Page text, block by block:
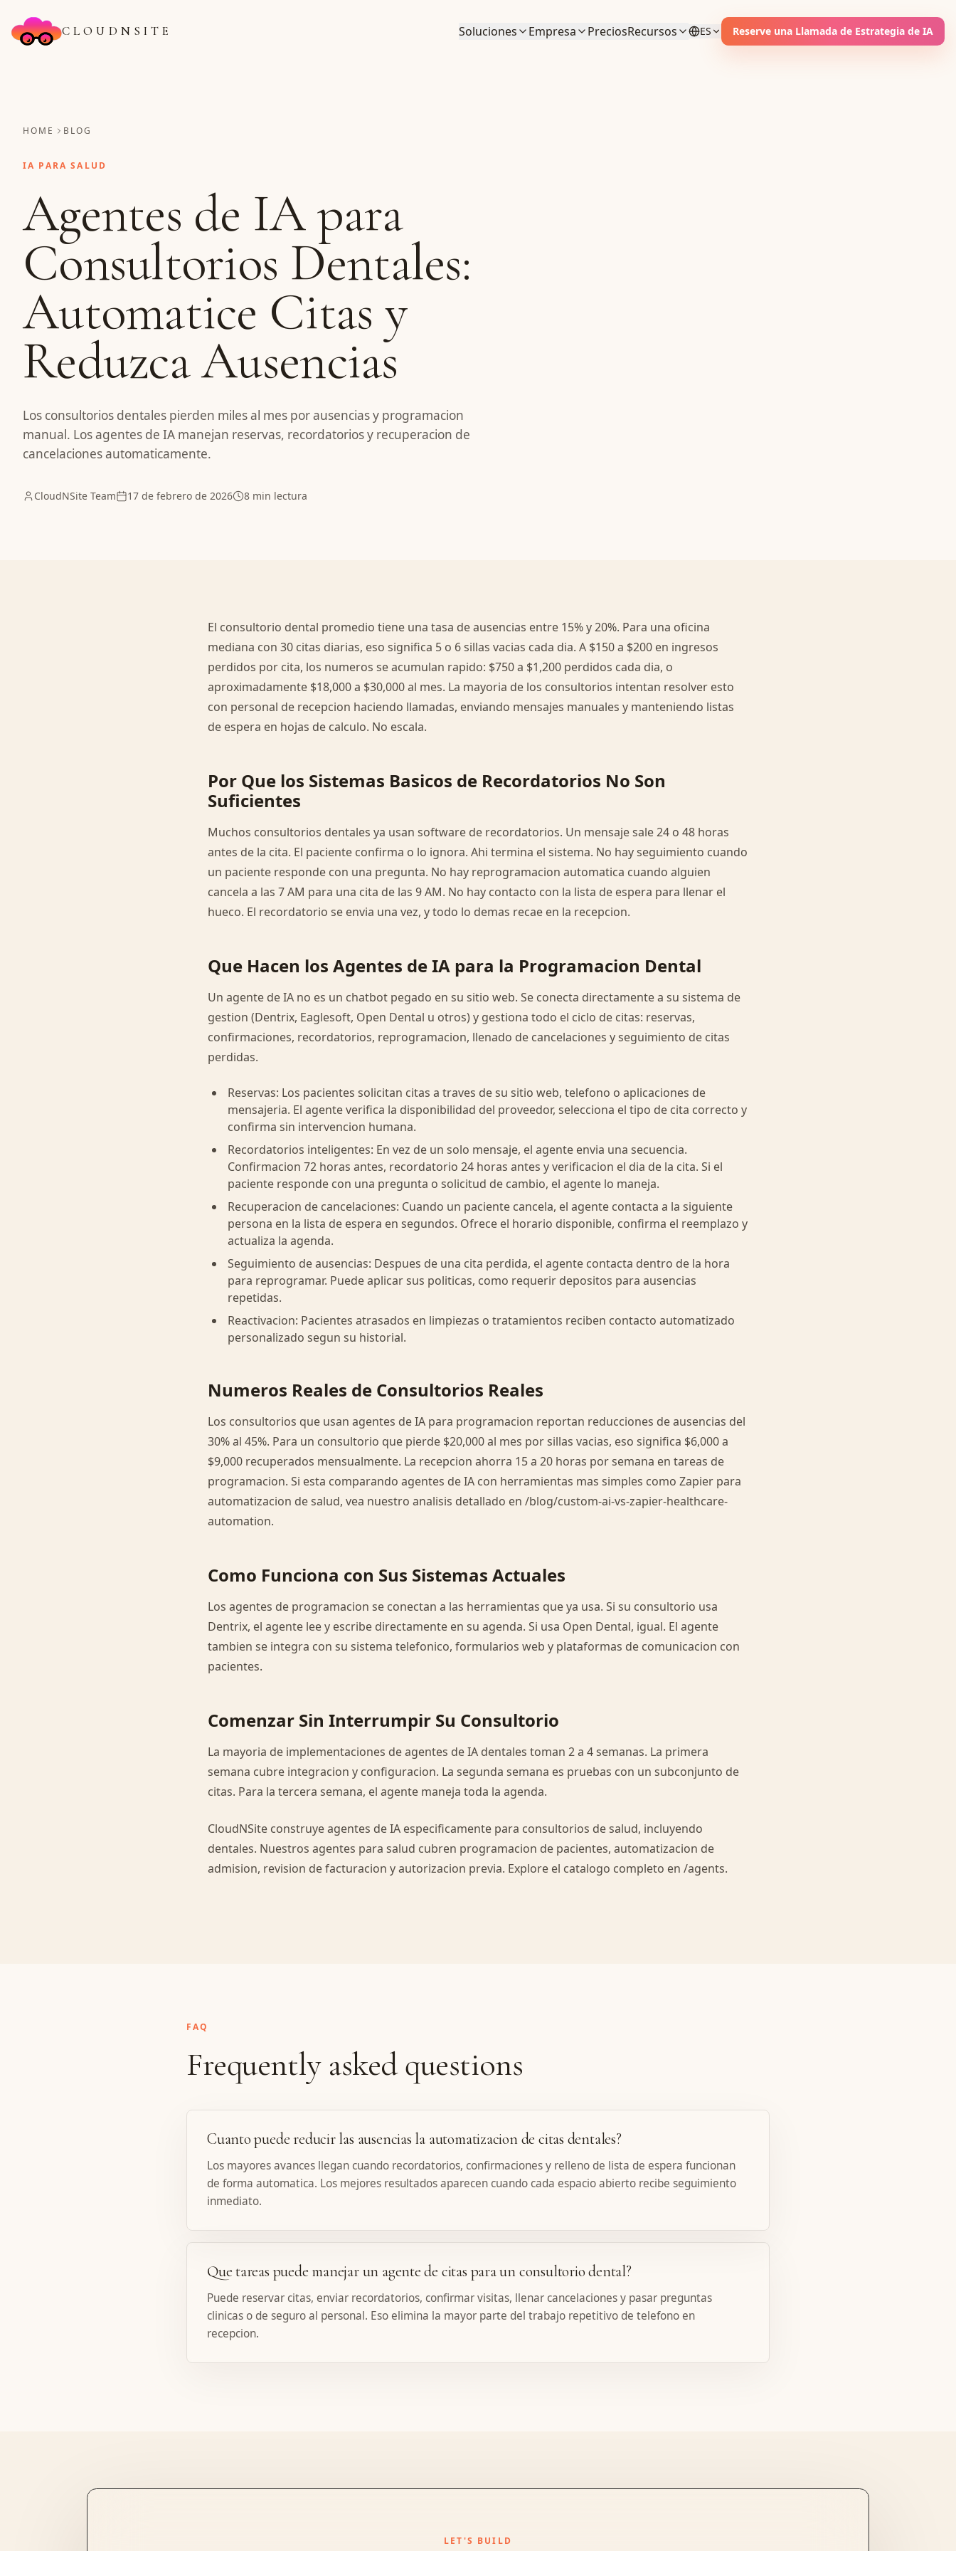
CLOUDNSITE Soluciones Empresa PreciosRecursos ES Reserve una Llamada de Estrategia de IA
HOME BLOG
IA PARA SALUD
Agentes de IA para
Consultorios Dentales:
Automatice Citas y
Reduzca Ausencias
Los consultorios dentales pierden miles al mes por ausencias y programacion
manual. Los agentes de IA manejan reservas, recordatorios y recuperacion de
cancelaciones automaticamente.
CloudNSite Team 17 de febrero de 2026 8 min lectura
El consultorio dental promedio tiene una tasa de ausencias entre 15% y 20%. Para una oficina
mediana con 30 citas diarias, eso significa 5 o 6 sillas vacias cada dia. A $150 a $200 en ingresos
perdidos por cita, los numeros se acumulan rapido: $750 a $1,200 perdidos cada dia, o
aproximadamente $18,000 a $30,000 al mes. La mayoria de los consultorios intentan resolver esto
con personal de recepcion haciendo llamadas, enviando mensajes manuales y manteniendo listas
de espera en hojas de calculo. No escala.
Por Que los Sistemas Basicos de Recordatorios No Son
Suficientes
Muchos consultorios dentales ya usan software de recordatorios. Un mensaje sale 24 o 48 horas
antes de la cita. El paciente confirma o lo ignora. Ahi termina el sistema. No hay seguimiento cuando
un paciente responde con una pregunta. No hay reprogramacion automatica cuando alguien
cancela a las 7 AM para una cita de las 9 AM. No hay contacto con la lista de espera para llenar el
hueco. El recordatorio se envia una vez, y todo lo demas recae en la recepcion.
Que Hacen los Agentes de IA para la Programacion Dental
Un agente de IA no es un chatbot pegado en su sitio web. Se conecta directamente a su sistema de
gestion (Dentrix, Eaglesoft, Open Dental u otros) y gestiona todo el ciclo de citas: reservas,
confirmaciones, recordatorios, reprogramacion, llenado de cancelaciones y seguimiento de citas
perdidas.
Reservas: Los pacientes solicitan citas a traves de su sitio web, telefono o aplicaciones de
mensajeria. El agente verifica la disponibilidad del proveedor, selecciona el tipo de cita correcto y
confirma sin intervencion humana.
Recordatorios inteligentes: En vez de un solo mensaje, el agente envia una secuencia.
Confirmacion 72 horas antes, recordatorio 24 horas antes y verificacion el dia de la cita. Si el
paciente responde con una pregunta o solicitud de cambio, el agente lo maneja.
Recuperacion de cancelaciones: Cuando un paciente cancela, el agente contacta a la siguiente
persona en la lista de espera en segundos. Ofrece el horario disponible, confirma el reemplazo y
actualiza la agenda.
Seguimiento de ausencias: Despues de una cita perdida, el agente contacta dentro de la hora
para reprogramar. Puede aplicar sus politicas, como requerir depositos para ausencias
repetidas.
Reactivacion: Pacientes atrasados en limpiezas o tratamientos reciben contacto automatizado
personalizado segun su historial.
Numeros Reales de Consultorios Reales
Los consultorios que usan agentes de IA para programacion reportan reducciones de ausencias del
30% al 45%. Para un consultorio que pierde $20,000 al mes por sillas vacias, eso significa $6,000 a
$9,000 recuperados mensualmente. La recepcion ahorra 15 a 20 horas por semana en tareas de
programacion. Si esta comparando agentes de IA con herramientas mas simples como Zapier para
automatizacion de salud, vea nuestro analisis detallado en /blog/custom-ai-vs-zapier-healthcare-
automation.
Como Funciona con Sus Sistemas Actuales
Los agentes de programacion se conectan a las herramientas que ya usa. Si su consultorio usa
Dentrix, el agente lee y escribe directamente en su agenda. Si usa Open Dental, igual. El agente
tambien se integra con su sistema telefonico, formularios web y plataformas de comunicacion con
pacientes.
Comenzar Sin Interrumpir Su Consultorio
La mayoria de implementaciones de agentes de IA dentales toman 2 a 4 semanas. La primera
semana cubre integracion y configuracion. La segunda semana es pruebas con un subconjunto de
citas. Para la tercera semana, el agente maneja toda la agenda.
CloudNSite construye agentes de IA especificamente para consultorios de salud, incluyendo
dentales. Nuestros agentes para salud cubren programacion de pacientes, automatizacion de
admision, revision de facturacion y autorizacion previa. Explore el catalogo completo en /agents.
FAQ
Frequently asked questions
Cuanto puede reducir las ausencias la automatizacion de citas dentales?
Los mayores avances llegan cuando recordatorios, confirmaciones y relleno de lista de espera funcionan
de forma automatica. Los mejores resultados aparecen cuando cada espacio abierto recibe seguimiento
inmediato.
Que tareas puede manejar un agente de citas para un consultorio dental?
Puede reservar citas, enviar recordatorios, confirmar visitas, llenar cancelaciones y pasar preguntas
clinicas o de seguro al personal. Eso elimina la mayor parte del trabajo repetitivo de telefono en
recepcion.
LET'S BUILD